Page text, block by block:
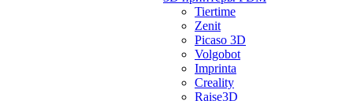
Tiertime
Zenit
Picaso 3D
Volgobot
Imprinta
Creality
Raise3D